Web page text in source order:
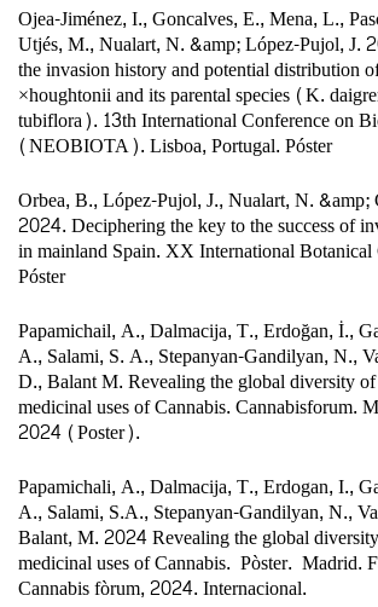
Ojea-Jiménez, I., Goncalves, E., Mena, L.,
Utjés, M., Nualart, N. &amp; López-Pujol, J.
the invasion history and potential distribution
×houghtonii and its parental species (K.
tubiflora). 13th International Conference on
(NEOBIOTA). Lisboa, Portugal. Póster
Orbea, B., López-Pujol, J., Nualart, N. &amp;
2024. Deciphering the key to the success of
in mainland Spain. XX International
Póster
Papamichail, A., Dalmacija, T., Erdoğan, İ.,
A., Salami, S. A., Stepanyan-Gandilyan, N.,
D., Balant M. Revealing the global diversity
medicinal uses of Cannabis. Cannabisforum.
2024 (Poster).
Papamichali, A., Dalmacija, T., Erdogan, I.,
A., Salami, S.A., Stepanyan-Gandilyan, N.,
Balant, M. 2024 Revealing the global
medicinal uses of Cannabis. Pòster. Madrid.
Cannabis fòrum, 2024. Internacional.